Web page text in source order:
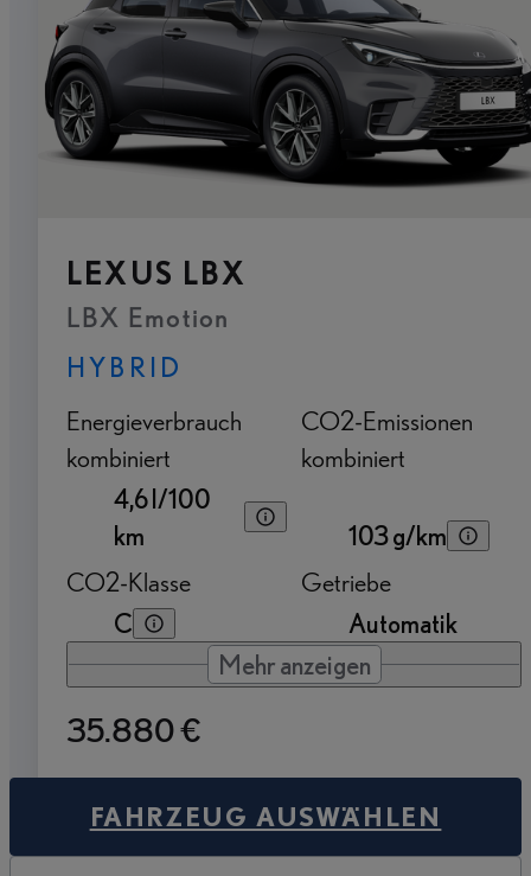
LEXUS LBX
LBX Emotion
HYBRID
Energieverbrauch
kombiniert
4,6 l/100
km
CO2-Emissionen
kombiniert
103 g/km
CO2-Klasse
C
Getriebe
Automatik
Mehr anzeigen
35.880 €
FAHRZEUG AUSWÄHLEN